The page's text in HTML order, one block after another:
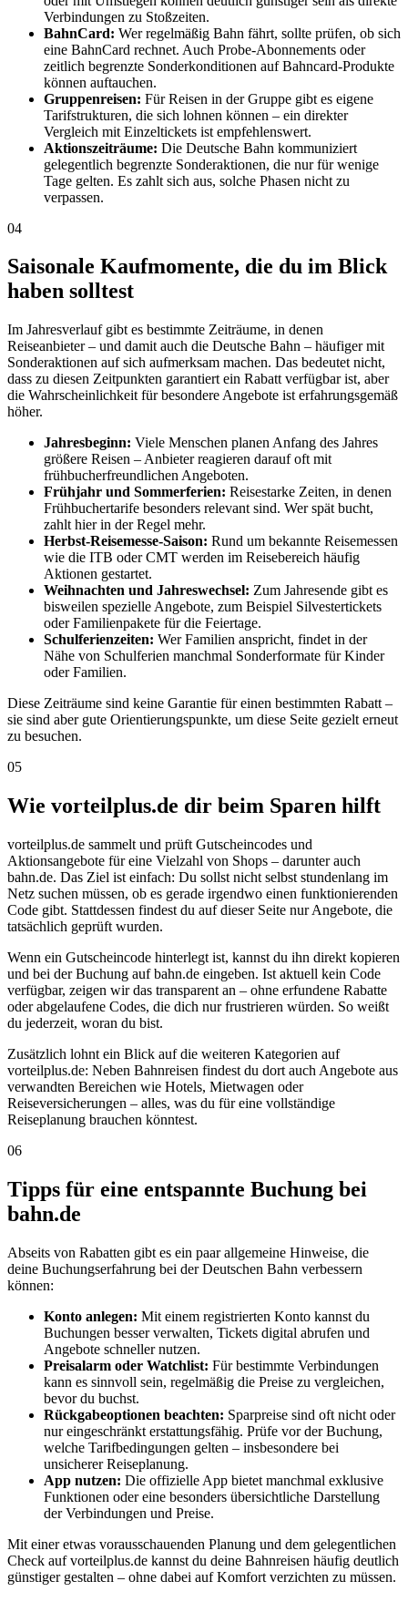
Verbindungen zu Stoßzeiten.
BahnCard: Wer regelmäßig Bahn fährt, sollte prüfen, ob sich
eine BahnCard rechnet. Auch Probe-Abonnements oder
zeitlich begrenzte Sonderkonditionen auf Bahncard-Produkte
können auftauchen.
Gruppenreisen: Für Reisen in der Gruppe gibt es eigene
Tarifstrukturen, die sich lohnen können – ein direkter
Vergleich mit Einzeltickets ist empfehlenswert.
Aktionszeiträume: Die Deutsche Bahn kommuniziert
gelegentlich begrenzte Sonderaktionen, die nur für wenige
Tage gelten. Es zahlt sich aus, solche Phasen nicht zu
verpassen.
04
Saisonale Kaufmomente, die du im Blick
haben solltest
Im Jahresverlauf gibt es bestimmte Zeiträume, in denen
Reiseanbieter – und damit auch die Deutsche Bahn – häufiger mit
Sonderaktionen auf sich aufmerksam machen. Das bedeutet nicht,
dass zu diesen Zeitpunkten garantiert ein Rabatt verfügbar ist, aber
die Wahrscheinlichkeit für besondere Angebote ist erfahrungsgemäß
höher.
Jahresbeginn: Viele Menschen planen Anfang des Jahres
größere Reisen – Anbieter reagieren darauf oft mit
frühbucherfreundlichen Angeboten.
Frühjahr und Sommerferien: Reisestarke Zeiten, in denen
Frühbuchertarife besonders relevant sind. Wer spät bucht,
zahlt hier in der Regel mehr.
Herbst-Reisemesse-Saison: Rund um bekannte Reisemessen
wie die ITB oder CMT werden im Reisebereich häufig
Aktionen gestartet.
Weihnachten und Jahreswechsel: Zum Jahresende gibt es
bisweilen spezielle Angebote, zum Beispiel Silvestertickets
oder Familienpakete für die Feiertage.
Schulferienzeiten: Wer Familien anspricht, findet in der
Nähe von Schulferien manchmal Sonderformate für Kinder
oder Familien.
Diese Zeiträume sind keine Garantie für einen bestimmten Rabatt –
sie sind aber gute Orientierungspunkte, um diese Seite gezielt erneut
zu besuchen.
05
Wie vorteilplus.de dir beim Sparen hilft
vorteilplus.de sammelt und prüft Gutscheincodes und
Aktionsangebote für eine Vielzahl von Shops – darunter auch
bahn.de. Das Ziel ist einfach: Du sollst nicht selbst stundenlang im
Netz suchen müssen, ob es gerade irgendwo einen funktionierenden
Code gibt. Stattdessen findest du auf dieser Seite nur Angebote, die
tatsächlich geprüft wurden.
Wenn ein Gutscheincode hinterlegt ist, kannst du ihn direkt kopieren
und bei der Buchung auf bahn.de eingeben. Ist aktuell kein Code
verfügbar, zeigen wir das transparent an – ohne erfundene Rabatte
oder abgelaufene Codes, die dich nur frustrieren würden. So weißt
du jederzeit, woran du bist.
Zusätzlich lohnt ein Blick auf die weiteren Kategorien auf
vorteilplus.de: Neben Bahnreisen findest du dort auch Angebote aus
verwandten Bereichen wie Hotels, Mietwagen oder
Reiseversicherungen – alles, was du für eine vollständige
Reiseplanung brauchen könntest.
06
Tipps für eine entspannte Buchung bei
bahn.de
Abseits von Rabatten gibt es ein paar allgemeine Hinweise, die
deine Buchungserfahrung bei der Deutschen Bahn verbessern
können:
Konto anlegen: Mit einem registrierten Konto kannst du
Buchungen besser verwalten, Tickets digital abrufen und
Angebote schneller nutzen.
Preisalarm oder Watchlist: Für bestimmte Verbindungen
kann es sinnvoll sein, regelmäßig die Preise zu vergleichen,
bevor du buchst.
Rückgabeoptionen beachten: Sparpreise sind oft nicht oder
nur eingeschränkt erstattungsfähig. Prüfe vor der Buchung,
welche Tarifbedingungen gelten – insbesondere bei
unsicherer Reiseplanung.
App nutzen: Die offizielle App bietet manchmal exklusive
Funktionen oder eine besonders übersichtliche Darstellung
der Verbindungen und Preise.
Mit einer etwas vorausschauenden Planung und dem gelegentlichen
Check auf vorteilplus.de kannst du deine Bahnreisen häufig deutlich
günstiger gestalten – ohne dabei auf Komfort verzichten zu müssen.